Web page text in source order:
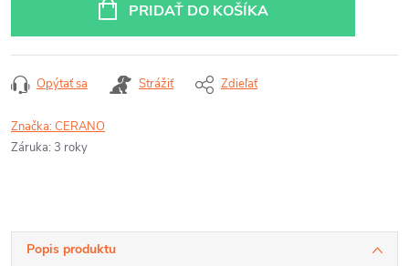
PRIDAŤ DO KOŠÍKA
Opýtať sa Strážiť Zdieľať
Značka:CERANO
Záruka: 3 roky
Popis produktu